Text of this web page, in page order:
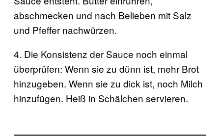
abschmecken und nach Belieben mit Salz
und Pfeffer nachwürzen.
4. Die Konsistenz der Sauce noch einmal
überprüfen: Wenn sie zu dünn ist, mehr Brot
hinzugeben. Wenn sie zu dick ist, noch Milch
hinzufügen. Heiß in Schälchen servieren.